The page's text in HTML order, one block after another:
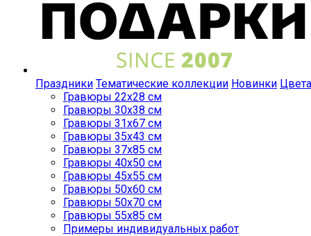
Праздники Тематические коллекции Новинки Цвета
Гравюры 22x28 см
Гравюры 30x38 см
Гравюры 31x67 см
Гравюры 35x43 см
Гравюры 37x85 см
Гравюры 40x50 см
Гравюры 45x55 см
Гравюры 50x60 см
Гравюры 50x70 см
Гравюры 55x85 см
Примеры индивидуальных работ